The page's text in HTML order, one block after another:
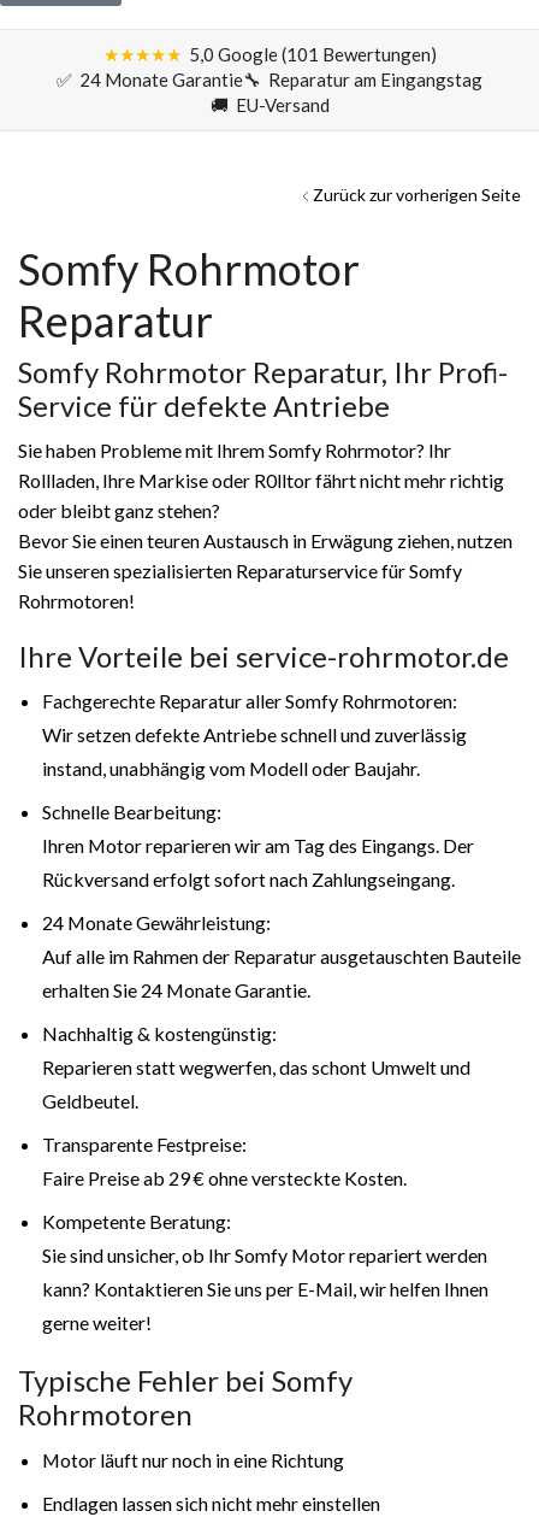
★★★★★ 5,0 Google (101 Bewertungen)
✅ 24 Monate Garantie🔧 Reparatur am Eingangstag
🚚 EU-Versand
Zurück zur vorherigen Seite
Somfy Rohrmotor
Reparatur
Somfy Rohrmotor Reparatur, Ihr Profi-
Service für defekte Antriebe
Sie haben Probleme mit Ihrem Somfy Rohrmotor? Ihr
Rollladen, Ihre Markise oder R0lltor fährt nicht mehr richtig
oder bleibt ganz stehen?
Bevor Sie einen teuren Austausch in Erwägung ziehen, nutzen
Sie unseren spezialisierten Reparaturservice für Somfy
Rohrmotoren!
Ihre Vorteile bei service-rohrmotor.de
Fachgerechte Reparatur aller Somfy Rohrmotoren:
Wir setzen defekte Antriebe schnell und zuverlässig
instand, unabhängig vom Modell oder Baujahr.
Schnelle Bearbeitung:
Ihren Motor reparieren wir am Tag des Eingangs. Der
Rückversand erfolgt sofort nach Zahlungseingang.
24 Monate Gewährleistung:
Auf alle im Rahmen der Reparatur ausgetauschten Bauteile
erhalten Sie 24 Monate Garantie.
Nachhaltig & kostengünstig:
Reparieren statt wegwerfen, das schont Umwelt und
Geldbeutel.
Transparente Festpreise:
Faire Preise ab 29 € ohne versteckte Kosten.
Kompetente Beratung:
Sie sind unsicher, ob Ihr Somfy Motor repariert werden
kann? Kontaktieren Sie uns per E-Mail, wir helfen Ihnen
gerne weiter!
Typische Fehler bei Somfy
Rohrmotoren
Motor läuft nur noch in eine Richtung
Endlagen lassen sich nicht mehr einstellen